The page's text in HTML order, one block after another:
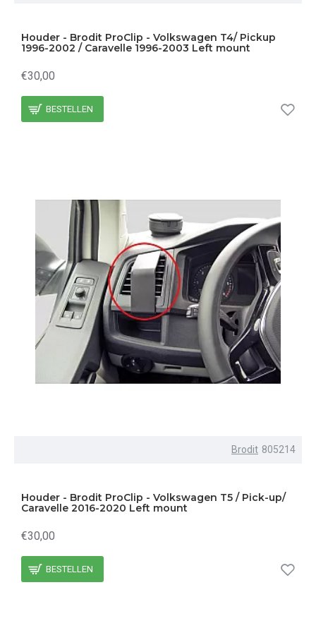
Houder - Brodit ProClip - Volkswagen T4/ Pickup
1996-2002 / Caravelle 1996-2003 Left mount
€30,00
BESTELLEN
Brodit 805214
Houder - Brodit ProClip - Volkswagen T5 / Pick-up/
Caravelle 2016-2020 Left mount
€30,00
BESTELLEN